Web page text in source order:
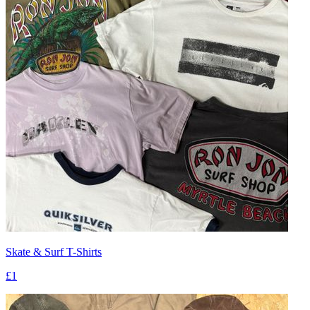
Skate & Surf T-Shirts
£1